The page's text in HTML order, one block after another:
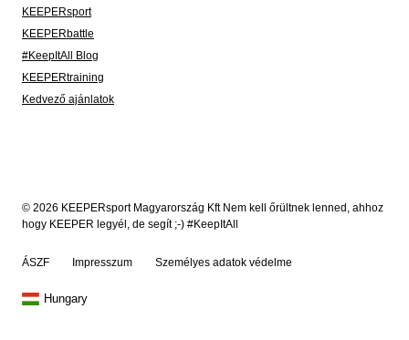
KEEPERsport
KEEPERbattle
#KeepItAll Blog
KEEPERtraining
Kedvező ajánlatok
© 2026 KEEPERsport Magyarország Kft Nem kell őrültnek lenned, ahhoz
hogy KEEPER legyél, de segít ;-) #KeepItAll
ÁSZF Impresszum Személyes adatok védelme
Hungary